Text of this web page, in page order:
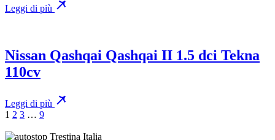
Leggi di più
Nissan Qashqai Qashqai II 1.5 dci Tekna
110cv
Leggi di più
1 2 3 … 9